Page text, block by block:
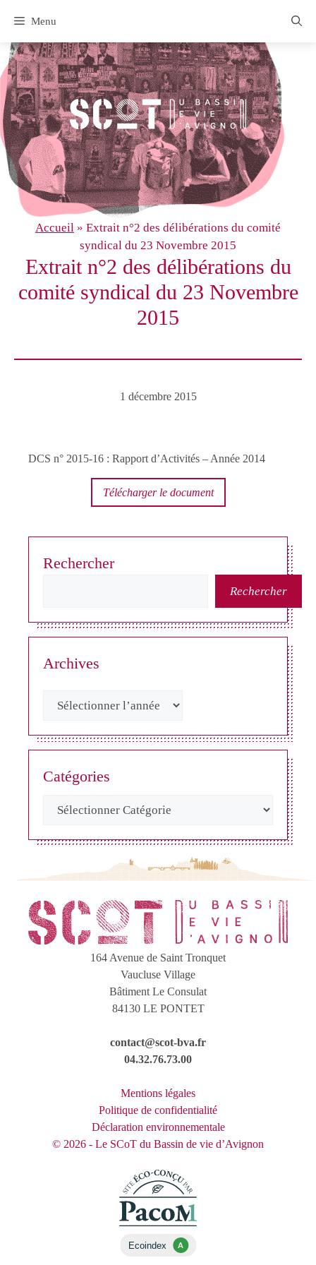
contenu
Menu
Accueil » Extrait n°2 des délibérations du comité
syndical du 23 Novembre 2015
Extrait n°2 des délibérations du
comité syndical du 23 Novembre
2015
1 décembre 2015
DCS n° 2015-16 : Rapport d’Activités – Année 2014
Télécharger le document
Rechercher
Rechercher
Archives
Catégories
164 Avenue de Saint Tronquet
Vaucluse Village
Bâtiment Le Consulat
84130 LE PONTET
contact@scot-bva.fr
04.32.76.73.00
Mentions légales
Politique de confidentialité
Déclaration environnementale
© 2026 - Le SCoT du Bassin de vie d’Avignon
Ecoindex A